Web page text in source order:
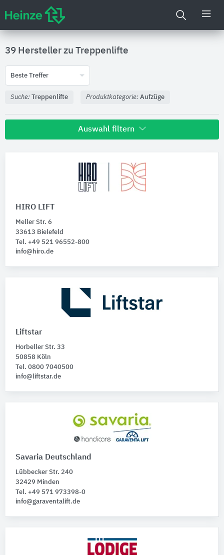
39 Hersteller zu Treppenlifte
Beste Treffer
Suche: Treppenlifte Produktkategorie: Aufzüge
Auswahl filtern
Technische Bauteile
Bitte auswählen
Medien, Stoffe
HIRO LIFT
Meller Str. 6
33613 Bielefeld
Tel. +49 521 96552-800
info@hiro.de
Liftstar
Horbeller Str. 33
50858 Köln
Tel. 0800 7040500
info@liftstar.de
Savaria Deutschland
Lübbecker Str. 240
32429 Minden
Tel. +49 571 973398-0
info@garaventalift.de